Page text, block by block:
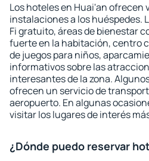
Los hoteles en Huai'an ofrecen
instalaciones a los huéspedes.
Fi gratuito, áreas de bienestar
fuerte en la habitación, centro
de juegos para niños,
informativos sobre las
interesantes de la zona.
ofrecen un servicio de
aeropuerto. En algunas
visitar los lugares de interés
¿Dónde puedo reservar